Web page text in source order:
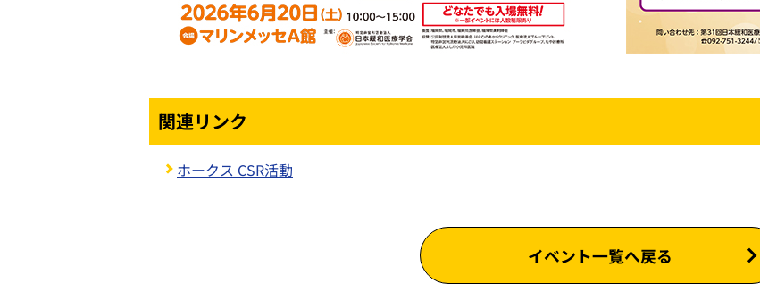
関連リンク
ホークス CSR活動
イベント一覧へ戻る